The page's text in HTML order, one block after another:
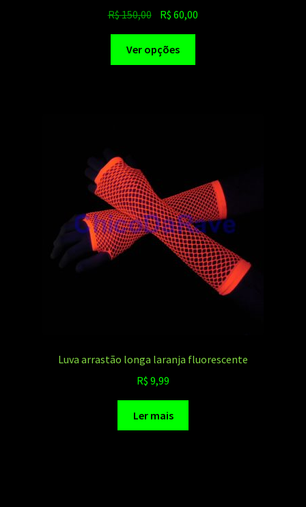
R$150,00
original
era:
R$ 60,00
Ver opções
escolhidas
na
página
do
produto
Luva arrastão longa laranja fluorescente
R$ 9,99
Ler mais